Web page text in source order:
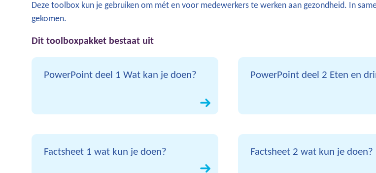
Deze toolbox kun je gebruiken om mét en voor medewerkers te werken aan gezondheid. In
gekomen.
Dit toolboxpakket bestaat uit
PowerPoint deel 1 Wat kan je doen? PowerPoint deel 2 Eten en
Factsheet 1 wat kun je doen? Factsheet 2 wat kun je doen?